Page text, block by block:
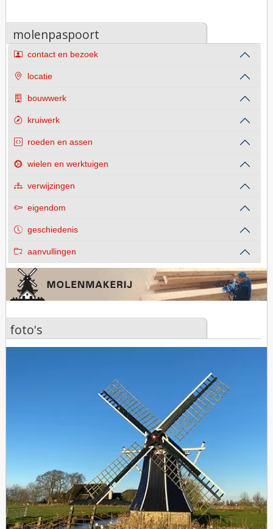
molenpaspoort
contact en bezoek
locatie
bouwwerk
kruiwerk
roeden en assen
wielen en werktuigen
verwijzingen
eigendom
geschiedenis
aanvullingen
foto's